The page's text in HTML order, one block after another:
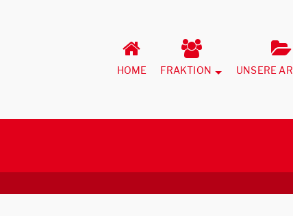
HOME FRAKTION UNSERE